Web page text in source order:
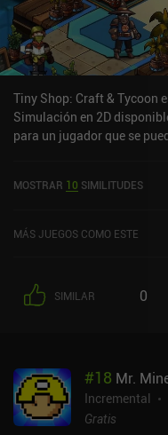
Tiny Shop: Craft & Tycoon
Simulación en 2D
para un jugador que se
valoración actual de 4,7
MOSTRAR 10 SIMILITUDES
MÁS JUEGOS COMO ESTE
SIMILAR 0
#18 Mr.
Incremental
Gratis